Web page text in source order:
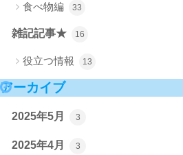
食べ物編 33
雑記記事★ 16
役立つ情報 13
アーカイブ
2025年5月 3
2025年4月 3